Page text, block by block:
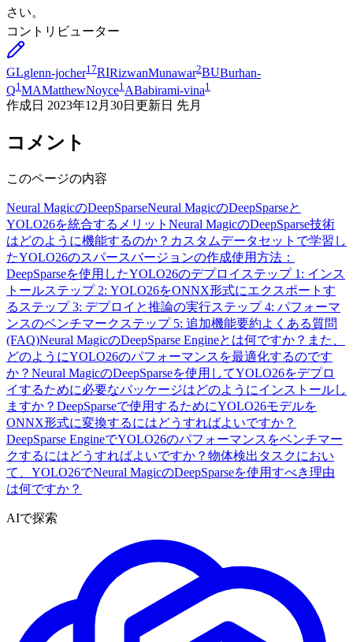
さい。
コントリビューター
GLglenn-jocher17RIRizwanMunawar2BUBurhan-
Q1 MAMatthewNoyce1 ABabirami-vina1
作成日 2023年12月30日 更新日 先月
コメント
このページの内容
Neural MagicのDeepSparseNeural MagicのDeepSparseと
YOLO26を統合するメリット Neural MagicのDeepSparse技術
はどのように機能するのか？ カスタムデータセットで学習し
たYOLO26のスパースバージョンの作成使用方法：
DeepSparseを使用したYOLO26のデプロイ ステップ 1: インス
トールステップ 2: YOLO26をONNX形式にエクスポートす
る ステップ 3: デプロイと推論の実行ステップ 4: パフォーマ
ンスのベンチマーク ステップ 5: 追加機能要約よくある質問
(FAQ)Neural MagicのDeepSparse Engineとは何ですか？また、
どのようにYOLO26のパフォーマンスを最適化するのです
か？ Neural MagicのDeepSparseを使用してYOLO26をデプロ
イするために必要なパッケージはどのようにインストールし
ますか？ DeepSparseで使用するためにYOLO26モデルを
ONNX形式に変換するにはどうすればよいですか？
DeepSparse EngineでYOLO26のパフォーマンスをベンチマー
クするにはどうすればよいですか？ 物体検出タスクにおい
て、YOLO26でNeural MagicのDeepSparseを使用すべき理由
は何ですか？
AIで探索